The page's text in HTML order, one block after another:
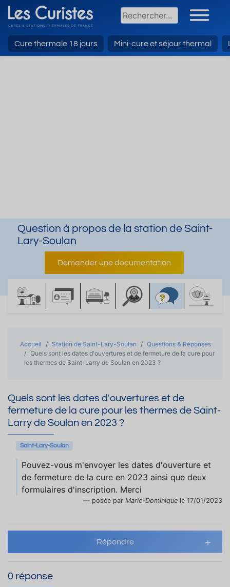
Cure thermale 18 jours Mini-cure et séjour thermal
Question à propos de la station de Saint-
Lary-Soulan
Demander une documentation
Accueil Station de Saint-Lary-Soulan
Questions & Réponses
Quels sont les dates d'ouvertures et de fermeture de la cure pour
les thermes de Saint-Larry de Soulan en 2023 ?
Quels sont les dates d'ouvertures et de
fermeture de la cure pour les thermes de Saint-
Larry de Soulan en 2023 ?
Saint-Lary-Soulan
Pouvez-vous m'envoyer les dates d'ouverture et
de fermeture de la cure en 2023 ainsi que deux
formulaires d'inscription. Merci
posée par Marie-Dominique le 17/01/2023
Répondre
0 réponse